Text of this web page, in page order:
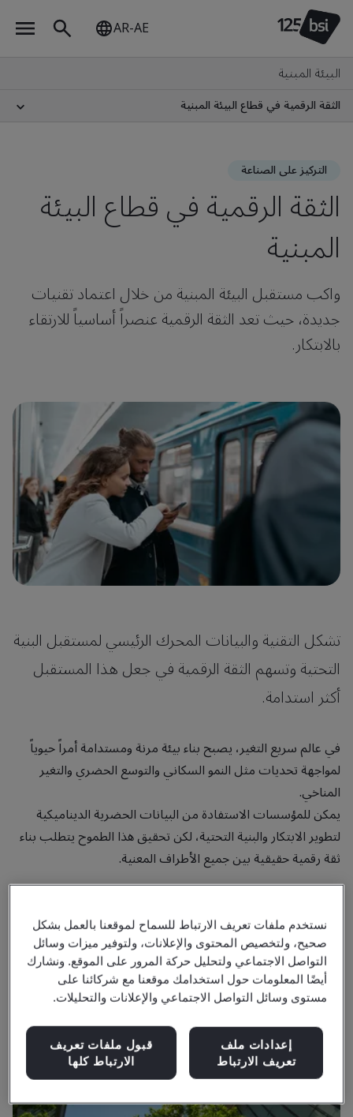
AR-AE
البيئة المبنية
الثقة الرقمية في قطاع البيئة المبنية
التركيز على الصناعة
الثقة الرقمية في قطاع البيئة
المبنية
واكب مستقبل البيئة المبنية من خلال اعتماد تقنيات
جديدة، حيث تعد الثقة الرقمية عنصراً أساسياً للارتقاء
بالابتكار.
تشكل التقنية والبيانات المحرك الرئيسي لمستقبل البنية
التحتية وتسهم الثقة الرقمية في جعل هذا المستقبل
أكثر استدامة.
في عالم سريع التغير، يصبح بناء بيئة مرنة ومستدامة أمراً حيوياً
لمواجهة تحديات مثل النمو السكاني والتوسع الحضري والتغير
المناخي.
يمكن للمؤسسات الاستفادة من البيانات الحضرية الديناميكية
لتطوير الابتكار والبنية التحتية، لكن تحقيق هذا الطموح يتطلب بناء
ثقة رقمية حقيقية بين جميع الأطراف المعنية.
نستخدم ملفات تعريف الارتباط للسماح لموقعنا بالعمل بشكل
صحيح، ولتخصيص المحتوى والإعلانات، ولتوفير ميزات وسائل
التواصل الاجتماعي ولتحليل حركة المرور على الموقع. ونشارك
أيضًا المعلومات حول استخدامك موقعنا مع شركائنا على
مستوى وسائل التواصل الاجتماعي والإعلانات والتحليلات.
إعدادات ملف
تعريف الارتباط
قبول ملفات تعريف
الارتباط كلها